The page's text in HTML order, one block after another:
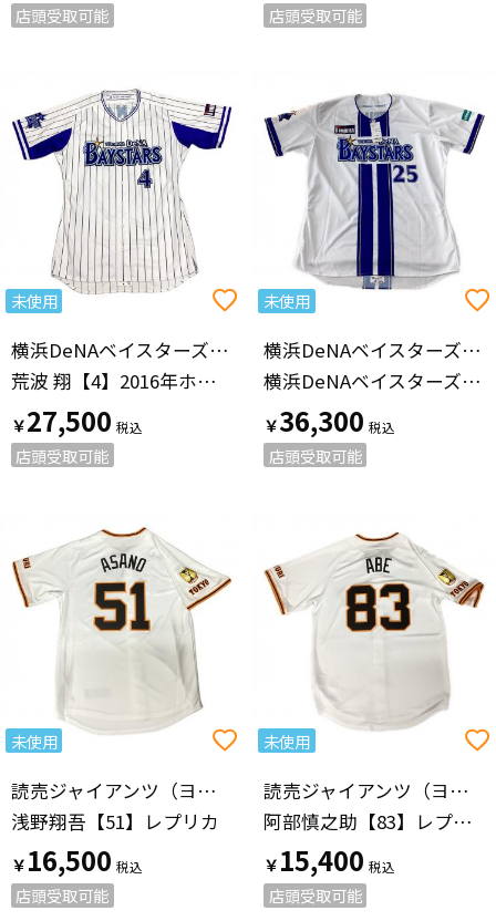
店頭受取可能 店頭受取可能
未使用
横浜DeNAベイスターズ（ヨコハマディーエヌエーベイスターズ）
荒波 翔【4】2016年ホーム
￥27,500
店頭受取可能
未使用
横浜DeNAベイスターズ（ヨコハマディーエヌエーベイスターズ）
横浜DeNAベイスターズ 【25】筒香 嘉智 プロ仕様モデル 未使用品
￥36,300
店頭受取可能
未使用
読売ジャイアンツ（ヨミウリジャイアンツ）
浅野翔吾【51】レプリカ
￥16,500
店頭受取可能
未使用
読売ジャイアンツ（ヨミウリジャイアンツ）
阿部慎之助【83】レプリカ
￥15,400
店頭受取可能